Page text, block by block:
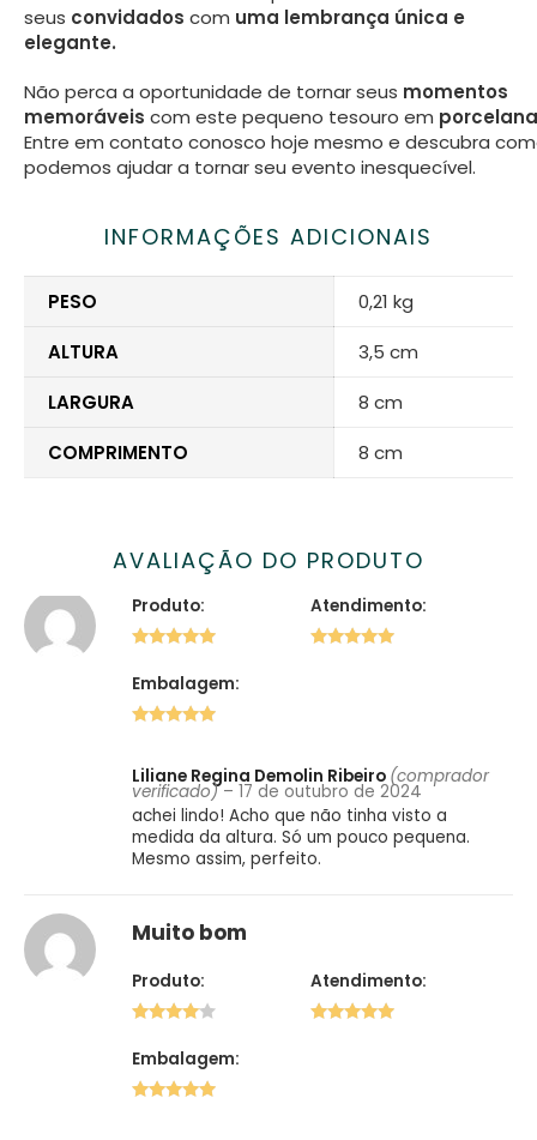
seus convidados com uma lembrança única e
elegante.
Não perca a oportunidade de tornar seus momentos
memoráveis com este pequeno tesouro em porcelana
Entre em contato conosco hoje mesmo e descubra
podemos ajudar a tornar seu evento inesquecível.
INFORMAÇÕES ADICIONAIS
PESO
0,21 kg
ALTURA
3,5 cm
LARGURA
8 cm
COMPRIMENTO
8 cm
AVALIAÇÃO DO PRODUTO
Produto: Atendimento:
Embalagem:
Liliane Regina Demolin Ribeiro (comprador
verificado) – 17 de outubro de 2024
achei lindo! Acho que não tinha visto a
medida da altura. Só um pouco pequena.
Mesmo assim, perfeito.
Muito bom
Produto: Atendimento:
Embalagem: